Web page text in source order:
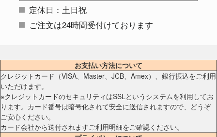
定休日：土日祝
ご注文は24時間受付けております
お支払い方法について
クレジットカード（VISA、Master、JCB、Amex）、銀行振込をご利用
いただけます。
※クレジットカードのセキュリティはSSLというシステムを利用してお
ります。カード番号は暗号化されて安全に送信されますので、どうぞ
ご安心ください。
カード会社から送付されますご利用明細をご確認ください。